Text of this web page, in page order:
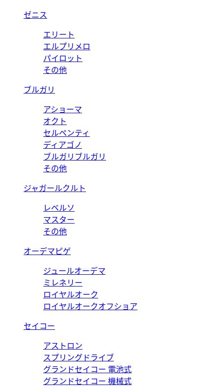
ゼニス
エリート
エルプリメロ
パイロット
その他
ブルガリ
アショーマ
オクト
セルペンティ
ディアゴノ
ブルガリブルガリ
その他
ジャガールクルト
レベルソ
マスター
その他
オーデマピゲ
ジュールオーデマ
ミレネリー
ロイヤルオーク
ロイヤルオークオフショア
セイコー
アストロン
スプリングドライブ
グランドセイコー 電池式
グランドセイコー 機械式